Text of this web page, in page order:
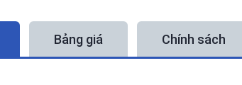
Bảng giá Chính sách